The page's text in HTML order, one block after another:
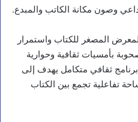
وصون مكانة الكاتب والمبدع.
المعرض المصغر للكتاب واستمرار
بأمسيات ثقافية وحوارية
ثقافي متكامل يهدف إلى
تفاعلية تجمع بين الكتاب